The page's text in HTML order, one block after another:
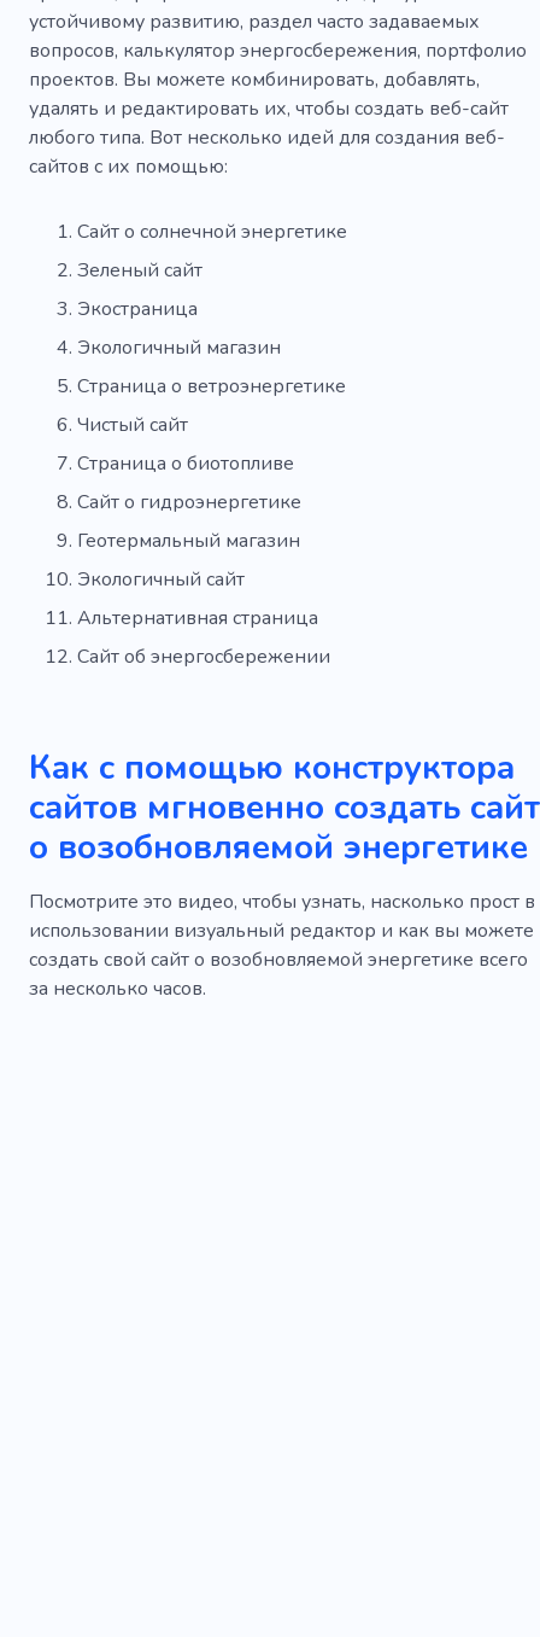
устойчивому развитию, раздел часто задаваемых
вопросов, калькулятор энергосбережения, портфолио
проектов. Вы можете комбинировать, добавлять,
удалять и редактировать их, чтобы создать веб-сайт
любого типа. Вот несколько идей для создания веб-
сайтов с их помощью:
Сайт о солнечной энергетике
Зеленый сайт
Экостраница
Экологичный магазин
Страница о ветроэнергетике
Чистый сайт
Страница о биотопливе
Сайт о гидроэнергетике
Геотермальный магазин
Экологичный сайт
Альтернативная страница
Сайт об энергосбережении
Как с помощью конструктора
сайтов мгновенно создать сайт
о возобновляемой энергетике
Посмотрите это видео, чтобы узнать, насколько прост в
использовании визуальный редактор и как вы можете
создать свой сайт о возобновляемой энергетике всего
за несколько часов.